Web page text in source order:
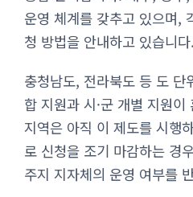
운영 체계를 갖추고 있으며,
청 방법을 안내하고 있습니다.
충청남도, 전라북도 등 도 단
합 지원과 시·군 개별 지원
지역은 아직 이 제도를 시행
로 신청을 조기 마감하는 경
주지 지자체의 운영 여부를